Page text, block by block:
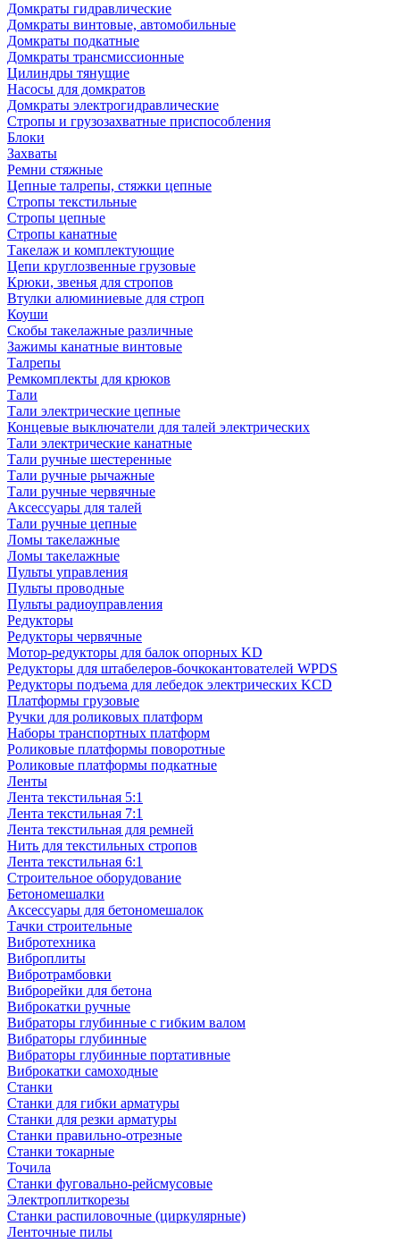
Домкраты гидравлические
Домкраты винтовые, автомобильные
Домкраты подкатные
Домкраты трансмиссионные
Цилиндры тянущие
Насосы для домкратов
Домкраты электрогидравлические
Стропы и грузозахватные приспособления
Блоки
Захваты
Ремни стяжные
Цепные талрепы, стяжки цепные
Стропы текстильные
Стропы цепные
Стропы канатные
Такелаж и комплектующие
Цепи круглозвенные грузовые
Крюки, звенья для стропов
Втулки алюминиевые для строп
Коуши
Скобы такелажные различные
Зажимы канатные винтовые
Талрепы
Ремкомплекты для крюков
Тали
Тали электрические цепные
Концевые выключатели для талей электрических
Тали электрические канатные
Тали ручные шестеренные
Тали ручные рычажные
Тали ручные червячные
Аксессуары для талей
Тали ручные цепные
Ломы такелажные
Ломы такелажные
Пульты управления
Пульты проводные
Пульты радиоуправления
Редукторы
Редукторы червячные
Мотор-редукторы для балок опорных KD
Редукторы для штабелеров-бочкокантователей WPDS
Редукторы подъема для лебедок электрических KCD
Платформы грузовые
Ручки для роликовых платформ
Наборы транспортных платформ
Роликовые платформы поворотные
Роликовые платформы подкатные
Ленты
Лента текстильная 5:1
Лента текстильная 7:1
Лента текстильная для ремней
Нить для текстильных стропов
Лента текстильная 6:1
Строительное оборудование
Бетономешалки
Аксессуары для бетономешалок
Тачки строительные
Вибротехника
Виброплиты
Вибротрамбовки
Виброрейки для бетона
Виброкатки ручные
Вибраторы глубинные с гибким валом
Вибраторы глубинные
Вибраторы глубинные портативные
Виброкатки самоходные
Станки
Станки для гибки арматуры
Станки для резки арматуры
Станки правильно-отрезные
Станки токарные
Точила
Станки фуговально-рейсмусовые
Электроплиткорезы
Станки распиловочные (циркулярные)
Ленточные пилы